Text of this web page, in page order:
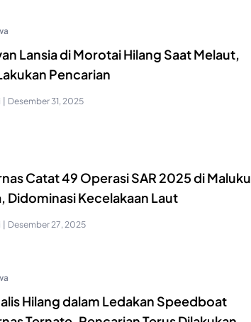
Lansia di Morotai Hilang Saat Melaut,
Pencarian
| Desember 31, 2025
Catat 49 Operasi SAR 2025 di Maluku
Didominasi Kecelakaan Laut
| Desember 27, 2025
Hilang dalam Ledakan Speedboat